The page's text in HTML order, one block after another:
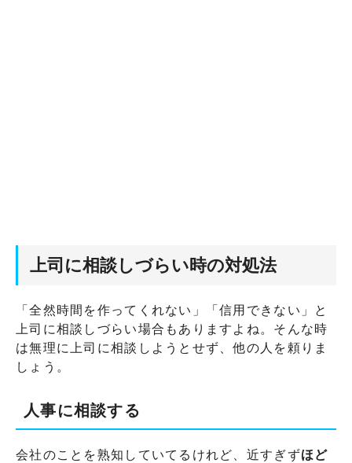
上司に相談しづらい時の対処法
「全然時間を作ってくれない」「信用できない」と
上司に相談しづらい場合もありますよね。そんな時
は無理に上司に相談しようとせず、他の人を頼りま
しょう。
人事に相談する
会社のことを熟知していてるけれど、近すぎずほど